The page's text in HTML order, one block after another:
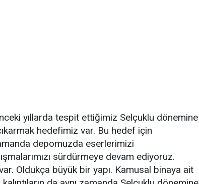
yıllarda tespit ettiğimiz Selçuklu dönemine
hedefimiz var. Bu hedef için
depomuzda eserlerimizi
sürdürmeye devam ediyoruz.
Oldukça büyük bir yapı. Kamusal binaya ait